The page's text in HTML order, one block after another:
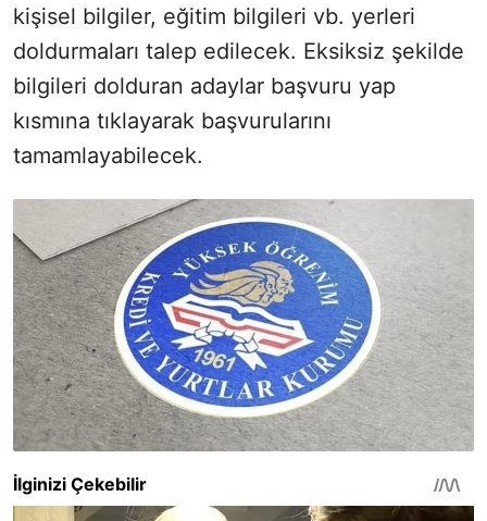
kişisel bilgiler, eğitim bilgileri vb. yerleri
doldurmaları talep edilecek. Eksiksiz şekilde
bilgileri dolduran adaylar başvuru yap
kısmına tıklayarak başvurularını
tamamlayabilecek.